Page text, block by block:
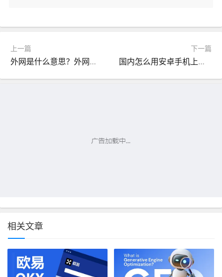
上一篇
外网是什么意思？外网和内网有什么区别？
下一篇
国内怎么用安卓手机上外网的教程
相关文章